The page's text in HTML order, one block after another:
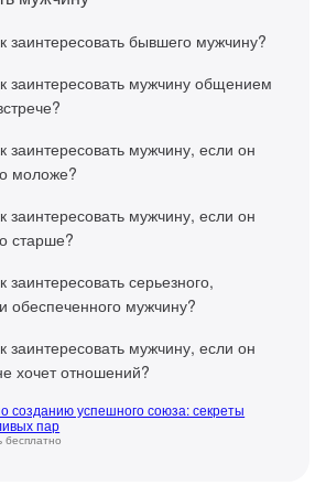
заинтересовать бывшего мужчину?
заинтересовать мужчину общением
заинтересовать мужчину, если он
моложе?
заинтересовать мужчину, если он
старше?
заинтересовать серьезного,
обеспеченного мужчину?
заинтересовать мужчину, если он
хочет отношений?
созданию успешного союза: секреты
пар
бесплатно